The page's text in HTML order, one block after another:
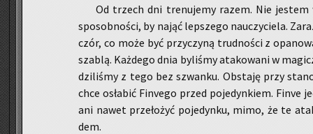
Od trzech dni tre­nu­je­my razem. Nie
spo­sob­no­ści, by nająć lep­sze­go na­uczy­cie­la.
czór, co może być przy­czy­ną trud­no­ści z
sza­blą. Każ­de­go dnia by­li­śmy ata­ko­wa­ni w
dzi­li­śmy z tego bez szwan­ku. Ob­sta­ję przy
chce osła­bić Fi­nve­go przed po­je­dyn­kiem. Finve
ani nawet prze­ło­żyć po­je­dyn­ku, mimo, że te
dem.